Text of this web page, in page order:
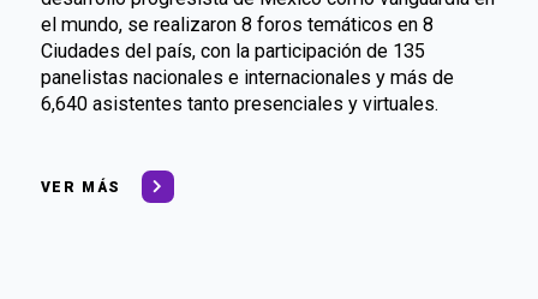
el mundo, se realizaron 8 foros temáticos en 8
Ciudades del país, con la participación de 135
panelistas nacionales e internacionales y más de
6,640 asistentes tanto presenciales y virtuales.
VER MÁS